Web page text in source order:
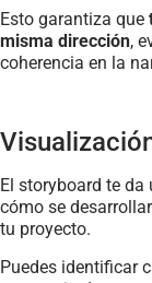
Esto garantiza que
misma dirección,
coherencia en la
El storyboard te
cómo se
tu proyecto.
Puedes identificar